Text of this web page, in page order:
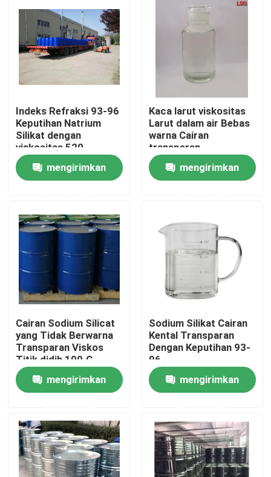
Rumah
Produk
Kontrol Kualitas
Hubungi Kami
Permintaan Penawaran
Stabilisator Tanah Jalan
Penstabil Tanah Cair
Stabilisator Tanah Enzim
Indeks Refraksi 93-96
Keputihan Natrium
Silikat dengan
viskositas 520
mengirimkan
Kaca larut viskositas
Larut dalam air Bebas
warna Cairan
transparan
mengirimkan
Cairan Sodium Silicat
yang Tidak Berwarna
Transparan Viskos
Titik didih 100.C
mengirimkan
Sodium Silikat Cairan
Kental Transparan
Dengan Keputihan 93-
96
mengirimkan